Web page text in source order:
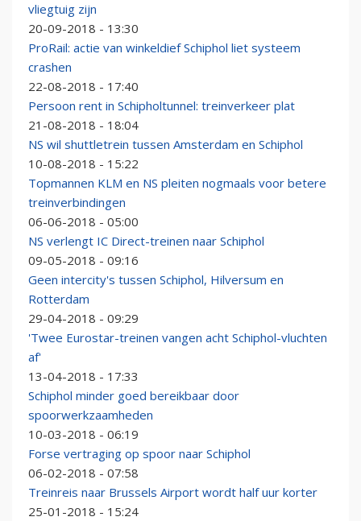
vliegtuig zijn
20-09-2018 - 13:30
ProRail: actie van winkeldief Schiphol liet systeem
crashen
22-08-2018 - 17:40
Persoon rent in Schipholtunnel: treinverkeer plat
21-08-2018 - 18:04
NS wil shuttletrein tussen Amsterdam en Schiphol
10-08-2018 - 15:22
Topmannen KLM en NS pleiten nogmaals voor betere
treinverbindingen
06-06-2018 - 05:00
NS verlengt IC Direct-treinen naar Schiphol
09-05-2018 - 09:16
Geen intercity's tussen Schiphol, Hilversum en
Rotterdam
29-04-2018 - 09:29
'Twee Eurostar-treinen vangen acht Schiphol-vluchten
af'
13-04-2018 - 17:33
Schiphol minder goed bereikbaar door
spoorwerkzaamheden
10-03-2018 - 06:19
Forse vertraging op spoor naar Schiphol
06-02-2018 - 07:58
Treinreis naar Brussels Airport wordt half uur korter
25-01-2018 - 15:24